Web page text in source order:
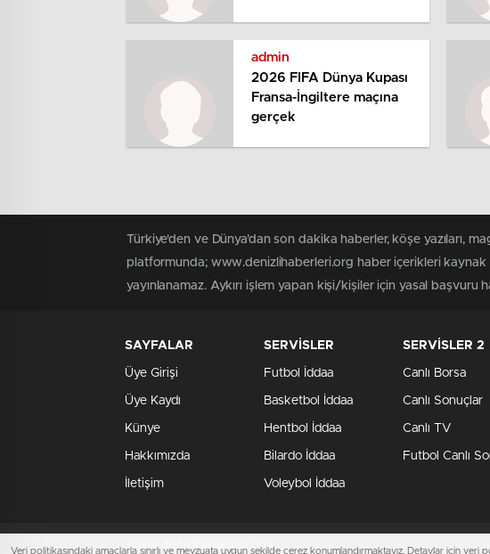
admin
2026 FIFA Dünya Kupası
Fransa-İngiltere maçına
gerçek
Türkiye'den ve Dünya’dan son dakika haberler, köşe yazıları,
platformunda; www.denizlihaberleri.org haber içerikleri kaynak
yayınlanamaz. Aykırı işlem yapan kişi/kişiler için yasal
SAYFALAR
Üye Girişi
Üye Kaydı
Künye
Hakkımızda
İletişim
SERVİSLER
Futbol İddaa
Basketbol İddaa
Hentbol İddaa
Bilardo İddaa
Voleybol İddaa
SERVİSLER 2
Canlı Borsa
Canlı Sonuçlar
Canlı TV
Futbol Canlı
www.denizlihaberleri.org
Veri politikasındaki amaçlarla sınırlı ve mevzuata uygun şekilde çerez konumlandırmaktayız. Detaylar için veri